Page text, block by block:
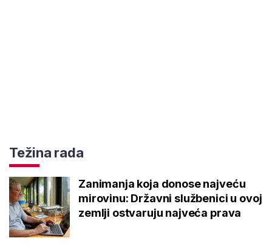
Težina rada
Zanimanja koja donose najveću
mirovinu: Državni službenici u ovoj
zemlji ostvaruju najveća prava